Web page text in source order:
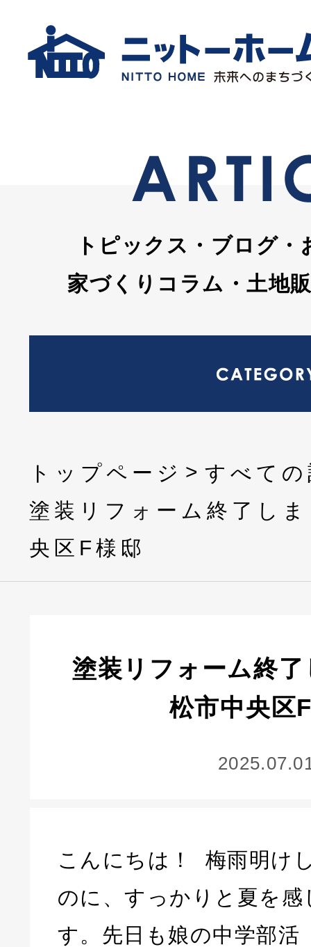
トピックス・ブログ・
家づくりコラム・土地
トップページ
すべて
塗装リフォーム終了し
央区F様邸
塗装リフォーム終
松市中央区
こんにちは！ 梅雨明け
のに、すっかりと夏を
す。先日も娘の中学部活